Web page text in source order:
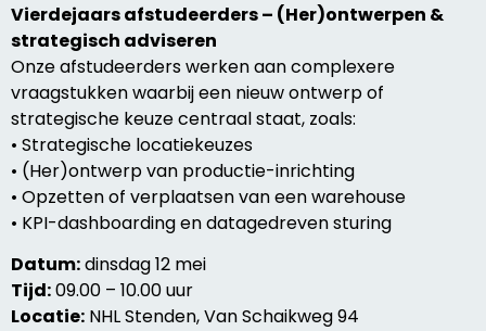
Vierdejaars afstudeerders – (Her)ontwerpen &
strategisch adviseren
Onze afstudeerders werken aan complexere
vraagstukken waarbij een nieuw ontwerp of
strategische keuze centraal staat, zoals:
• Strategische locatiekeuzes
• (Her)ontwerp van productie-inrichting
• Opzetten of verplaatsen van een warehouse
• KPI-dashboarding en datagedreven sturing
Datum:dinsdag 12 mei
Tijd:09.00 – 10.00 uur
Locatie: NHL Stenden, Van Schaikweg 94